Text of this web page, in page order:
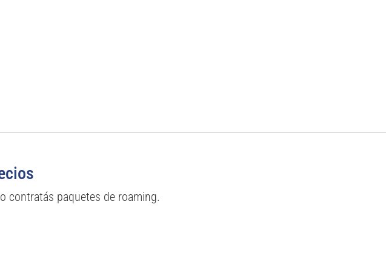
contratás paquetes de roaming.